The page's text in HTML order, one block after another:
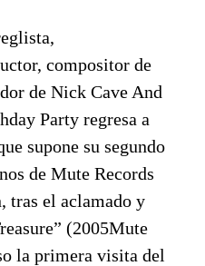
compositor de
de Nick Cave And
Party regresa a
supone su segundo
de Mute Records
tras el aclamado y
(2005Mute
la primera visita del